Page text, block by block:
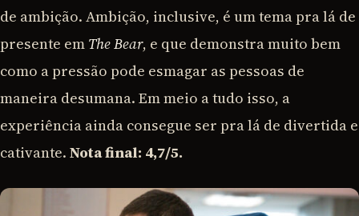
de ambição. Ambição, inclusive, é um tema pra lá de
presente em The Bear, e que demonstra muito bem
como a pressão pode esmagar as pessoas de
maneira desumana. Em meio a tudo isso, a
experiência ainda consegue ser pra lá de divertida e
cativante. Nota final: 4,7/5.